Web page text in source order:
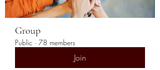
Group
Public · 78 members
Join